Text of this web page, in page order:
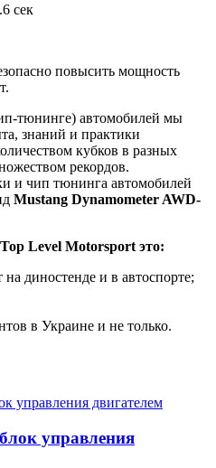
повысить мощность
тюнинге) автомобилей мы
знаний и практики
кубков в разных
рекордов.
и чип тюнинга автомобилей
Mustang Dynamometer AWD-
Level Motorsport это:
на диностенде и в автоспорте;
в Украине и не только.
управления